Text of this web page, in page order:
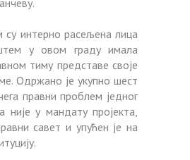
интерно расељена лица
у овом граду имала
тиму представе своје
Одржано је укупно шест
правни проблем једног
није у мандату пројекта,
савет и упућен је на